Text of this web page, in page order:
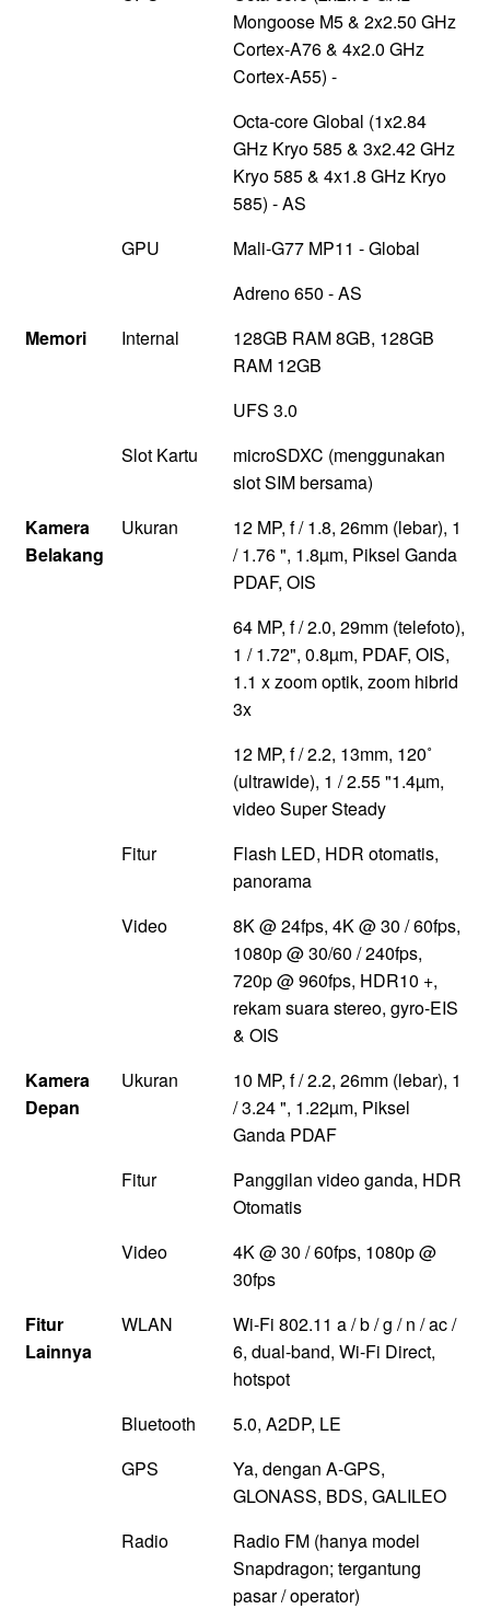
Mongoose M5 & 2x2.50 GHz
Cortex-A76 & 4x2.0 GHz
Cortex-A55) -
Octa-core Global (1x2.84
GHz Kryo 585 & 3x2.42 GHz
Kryo 585 & 4x1.8 GHz Kryo
585) - AS
GPU
Mali-G77 MP11 - Global
Adreno 650 - AS
Memori
Internal
128GB RAM 8GB, 128GB
RAM 12GB
UFS 3.0
Slot Kartu
microSDXC (menggunakan
slot SIM bersama)
Kamera
Belakang
Ukuran
12 MP, f / 1.8, 26mm (lebar), 1
/ 1.76 ", 1.8µm, Piksel Ganda
PDAF, OIS
64 MP, f / 2.0, 29mm (telefoto),
1 / 1.72", 0.8µm, PDAF, OIS,
1.1 x zoom optik, zoom hibrid
3x
12 MP, f / 2.2, 13mm, 120˚
(ultrawide), 1 / 2.55 "1.4µm,
video Super Steady
Fitur
Flash LED, HDR otomatis,
panorama
Video
8K @ 24fps, 4K @ 30 / 60fps,
1080p @ 30/60 / 240fps,
720p @ 960fps, HDR10 +,
rekam suara stereo, gyro-EIS
& OIS
Kamera
Depan
Ukuran
10 MP, f / 2.2, 26mm (lebar), 1
/ 3.24 ", 1.22µm, Piksel
Ganda PDAF
Fitur
Panggilan video ganda, HDR
Otomatis
Video
4K @ 30 / 60fps, 1080p @
30fps
Fitur
Lainnya
WLAN
Wi-Fi 802.11 a / b / g / n / ac /
6, dual-band, Wi-Fi Direct,
hotspot
Bluetooth
5.0, A2DP, LE
GPS
Ya, dengan A-GPS,
GLONASS, BDS, GALILEO
Radio
Radio FM (hanya model
Snapdragon; tergantung
pasar / operator)